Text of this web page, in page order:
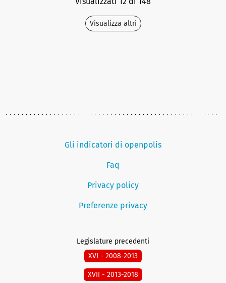
Visualizza altri
Gli indicatori di openpolis
Faq
Privacy policy
Preferenze privacy
Legislature precedenti
XVI - 2008-2013
XVII - 2013-2018